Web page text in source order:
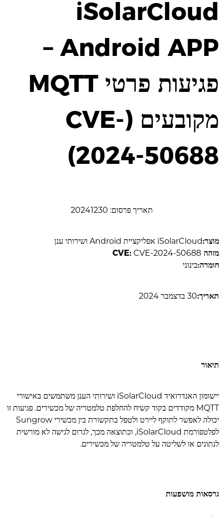
iSolarCloud
Android APP –
פגיעות פרטי MQTT
מקובעים (CVE-
2024-50688)
תאריך פרסום: 20241230
מוצר:iSolarCloud אפליקציית Android ושירותי ענן
מזהה CVE: CVE-2024-50688
חומרה:בינוני
תאריך:30 בדצמבר 2024
תיאור
יישומון האנדרואיד iSolarCloud ושירותי הענן משתמשים באישורי
MQTT מקודדים בקוד קשיח להחלפת טלמטריה של מכשירים. פגיעות זו
יכולה לאפשר לתוקף ליירט ולטפל בתקשורת בין מכשירי Sungrow
לפלטפורמת iSolarCloud, וכתוצאה מכך, לגרום לגישה לא מורשית
לנתונים או לשליטה על טלמטריה של מכשירים.
גרסאות מושפעות